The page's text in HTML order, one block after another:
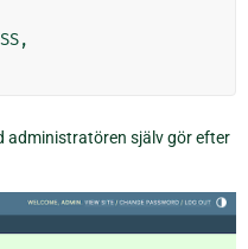
,
administratören själv gör efter